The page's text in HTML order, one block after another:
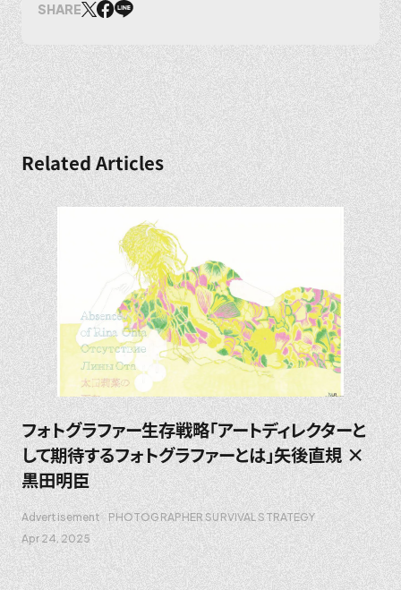
SHARE
Related Articles
フォトグラファー生存戦略「アートディレクターと
して期待するフォトグラファーとは」矢後直規 ×
黒田明臣
Advertisement
PHOTOGRAPHER SURVIVAL STRATEGY
Apr 24. 2025